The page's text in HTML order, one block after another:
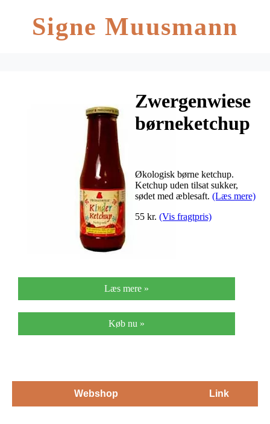
Signe Muusmann
Zwergenwiese
børneketchup
Økologisk børne ketchup.
Ketchup uden tilsat sukker,
sødet med æblesaft. (Læs mere)
55 kr. (Vis fragtpris)
Læs mere »
Køb nu »
Webshop Link